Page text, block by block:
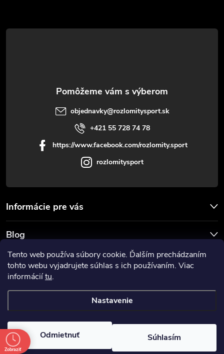
Tento web používa súbory cookie. Ďalším prechádzaním
tohto webu vyjadrujete súhlas s ich používaním. Viac
informáciítu.
Nastavenie
Odmietnuť Súhlasím
t
objednavky@rozlomitysport.sk
+421 55 728 74 78
https://www.facebook.com/rozlomity.sport
rozlomitysport
Informácie pre vás
Blog
Prijímame online platby
Rozlomitysport. Všetky práva vyhradené.
Zobraziť